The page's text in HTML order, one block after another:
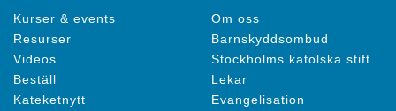
Kurser & events
Resurser
Videos
Beställ
Kateketnytt
Om oss
Barnskyddsombud
Stockholms katolska stift
Lekar
Evangelisation